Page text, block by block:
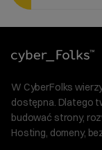
W CyberFolks
dostępna. Dlatego
budować strony,
Hosting, domeny,